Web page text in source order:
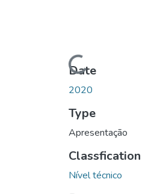
Loading...
Date
2020
Type
Apresentação
Classfication
Nível técnico